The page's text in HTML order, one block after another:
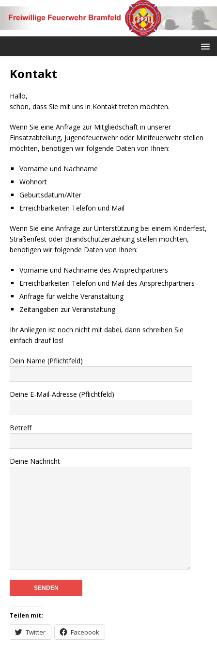
Kontakt
Hallo,
schön, dass Sie mit uns in Kontakt treten möchten.
Wenn Sie eine Anfrage zur Mitgliedschaft in unserer
Einsatzabteilung, Jugendfeuerwehr oder Minifeuerwehr stellen
möchten, benötigen wir folgende Daten von Ihnen:
Vorname und Nachname
Wohnort
Geburtsdatum/Alter
Erreichbarkeiten Telefon und Mail
Wenn Sie eine Anfrage zur Unterstützung bei einem Kinderfest,
Straßenfest oder Brandschutzerziehung stellen möchten,
benötigen wir folgende Daten von Ihnen:
Vorname und Nachname des Ansprechpartners
Erreichbarkeiten Telefon und Mail des Ansprechpartners
Anfrage für welche Veranstaltung
Zeitangaben zur Veranstaltung
Ihr Anliegen ist noch nicht mit dabei, dann schreiben Sie
einfach drauf los!
Dein Name (Pflichtfeld)
Deine E-Mail-Adresse (Pflichtfeld)
Betreff
Deine Nachricht
Teilen mit:
Twitter Facebook